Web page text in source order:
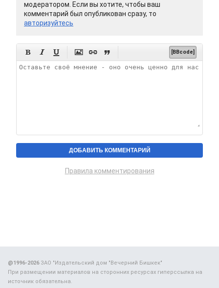
модератором. Если вы хотите, чтобы ваш
комментарий был опубликован сразу, то
авторизуйтесь
      [BBcode]
Правила комментирования
@1996-2026ЗАО "Издательский дом "Вечерний Бишкек"
При размещении материалов на сторонних ресурсах гиперссылка на
источник обязательна.